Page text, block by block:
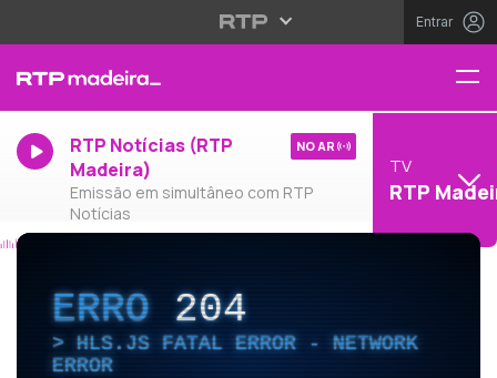
Entrar
RTP Notícias (RTP
Madeira)
Emissão em simultâneo com RTP
Notícias
NO AR
TV
RTP
ERRO204
HLS.JS FATAL ERROR - NETWORK
ERROR